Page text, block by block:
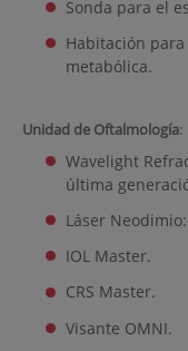
Sonda para el
Habitación
metabólica.
Unidad de Oftalmología:
Wavelight
última
Láser Neodimio:
IOL Master.
CRS Master.
Visante OMNI.